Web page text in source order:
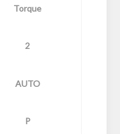
Torque
2
AUTO
P